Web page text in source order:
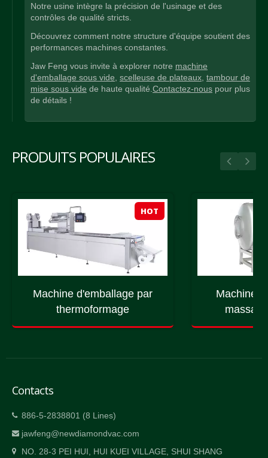
Notre usine intègre la précision de l'usinage et des
contrôles de qualité stricts.
Découvrez comment notre structure d'équipe soutient des
performances machines constantes.
Jaw Feng vous invite à explorer notre machine
d'emballage sous vide, scelleuse de plateaux, tambour de
mise sous vide de haute qualité.Contactez-nous pour plus
de détails !
PRODUITS POPULAIRES
HOT
Machine d'emballage par
thermoformage
Machine
Contacts
886-5-2838801 (8 Lines)
jawfeng@newdiamondvac.com
NO. 28-3 PEI HUI, HUI KUEI VILLAGE, SHUI SHANG